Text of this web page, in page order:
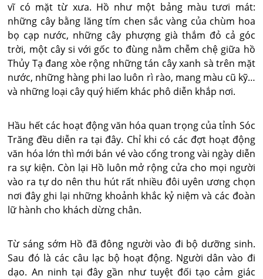
vĩ có mặt từ xưa. Hồ như một bảng màu tươi mát:
những cây bằng lăng tím chen sắc vàng của chùm hoa
bọ cạp nước, những cây phượng già thắm đỏ cả góc
trời, một cây si với gốc to đùng nằm chễm chệ giữa hồ
Thủy Tạ đang xòe rộng những tán cây xanh sà trên mặt
nước, những hàng phi lao luôn rì rào, mang màu cũ kỹ…
và những loại cây quý hiếm khác phô diễn khắp nơi.
Hầu hết các hoạt động văn hóa quan trọng của tỉnh Sóc
Trăng đều diễn ra tại đây. Chỉ khi có các đợt hoạt động
văn hóa lớn thì mới bán vé vào cổng trong vài ngày diễn
ra sự kiện. Còn lại Hồ luôn mở rộng cửa cho mọi người
vào ra tự do nên thu hút rất nhiều đôi uyên ương chọn
nơi đây ghi lại những khoảnh khắc kỷ niệm và các đoàn
lữ hành cho khách dừng chân.
Từ sáng sớm Hồ đã đông người vào đi bộ dưỡng sinh.
Sau đó là các câu lạc bộ hoạt động. Người dân vào đi
dạo. An ninh tại đây gần như tuyệt đối tạo cảm giác